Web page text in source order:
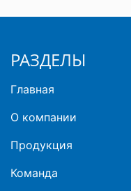
РАЗДЕЛЫ
Главная
О компании
Продукция
Команда